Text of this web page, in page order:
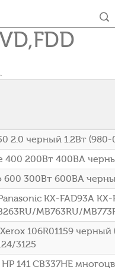
.
2.0 черный 1.2Вт
400 200Вт 400ВА
300Вт 600ВА
KX-FAD93A KX-
MB763RU/
106R01159 черный
3125
141 CB337HE